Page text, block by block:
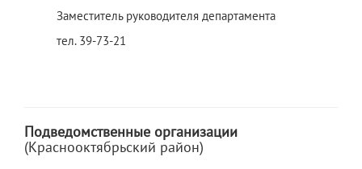
Заместитель руководителя департамента
тел. 39-73-21
Подведомственные организации
(Краснооктябрьский район)